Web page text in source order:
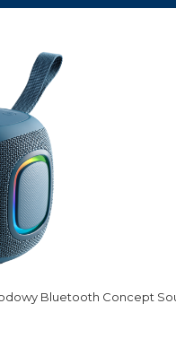
Bluetooth Concept